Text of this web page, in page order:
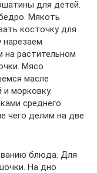
для детей.
Мякоть
косточку для
на растительном
Мясо
масле
морковку.
среднего
чего делим на две
блюда. Для
На дно